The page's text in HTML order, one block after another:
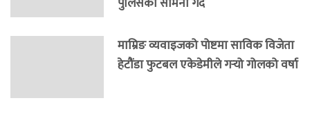
माम्रिङ व्यवाइजको पोष्टमा साविक विजेता
हेटौंडा फुटबल एकेडेमीले गर्‍यो गोलको वर्षा